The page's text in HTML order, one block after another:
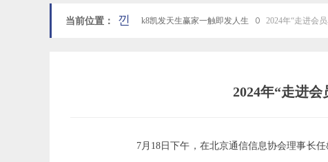
当前位置： k8凯发天生赢家一触即发人生 ꄲ 2024年“走进会
낀
2024年“走进
7月18日下午，在北京通信信息协会理事长